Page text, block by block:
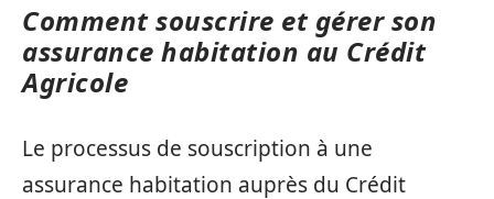
Comment souscrire et gérer son
assurance habitation au Crédit
Agricole
Le processus de souscription à une
assurance habitation auprès du Crédit